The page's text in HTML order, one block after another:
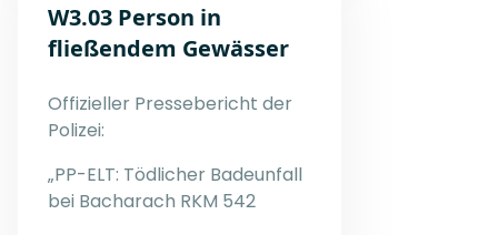
W3.03 Person in
fließendem Gewässer
Offizieller Pressebericht der
Polizei:
„PP-ELT: Tödlicher Badeunfall
bei Bacharach RKM 542